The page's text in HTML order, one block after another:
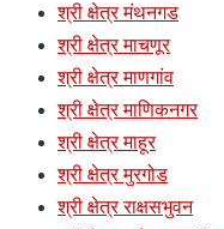
श्री क्षेत्र मंथनगड
श्री क्षेत्र माचणूर
श्री क्षेत्र माणगांव
श्री क्षेत्र माणिकनगर
श्री क्षेत्र माहूर
श्री क्षेत्र मुरगोड
श्री क्षेत्र राक्षसभुवन